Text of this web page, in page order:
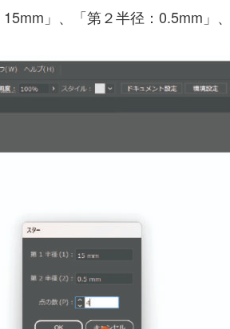
」、「第２半径：0.5mm」